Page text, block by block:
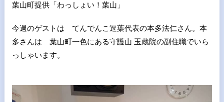
葉山町提供「わっしょい！葉山」
今週のゲストは てんでんこ逗葉代表の本多法仁さん。本
多さんは 葉山町一色にある守護山 玉蔵院の副住職でいら
っしゃいます。